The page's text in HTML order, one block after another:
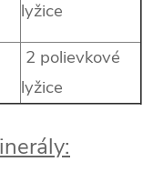
lyžice
2 polievkové
lyžice